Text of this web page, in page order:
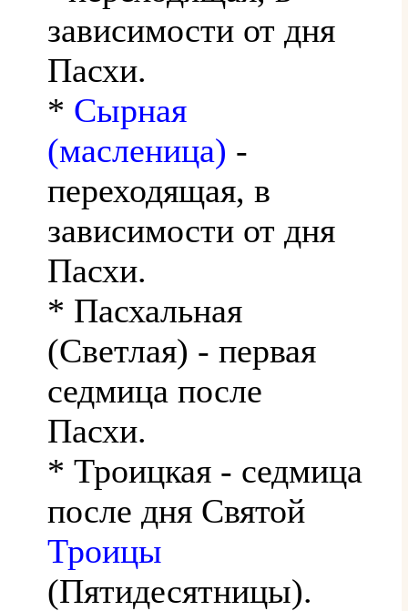
зависимости от дня
Пасхи.
* Сырная
(масленица) -
переходящая, в
зависимости от дня
Пасхи.
* Пасхальная
(Светлая) - первая
седмица после
Пасхи.
* Троицкая - седмица
после дня Святой
Троицы
(Пятидесятницы).